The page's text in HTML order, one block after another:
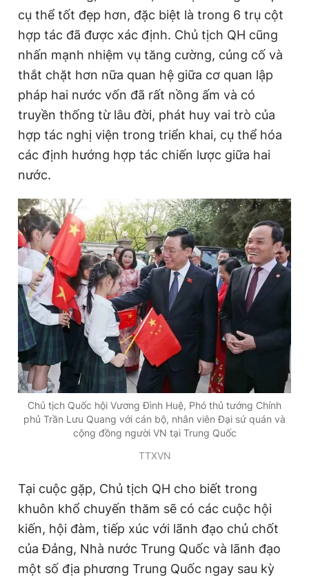
cụ thể tốt đẹp hơn, đặc biệt là trong 6 trụ cột
hợp tác đã được xác định. Chủ tịch QH cũng
nhấn mạnh nhiệm vụ tăng cường, củng cố và
thắt chặt hơn nữa quan hệ giữa cơ quan lập
pháp hai nước vốn đã rất nồng ấm và có
truyền thống từ lâu đời, phát huy vai trò của
hợp tác nghị viện trong triển khai, cụ thể hóa
các định hướng hợp tác chiến lược giữa hai
nước.
Chủ tịch Quốc hội Vương Đình Huệ, Phó thủ tướng Chính
phủ Trần Lưu Quang với cán bộ, nhân viên Đại sứ quán và
cộng đồng người VN tại Trung Quốc
TTXVN
Tại cuộc gặp, Chủ tịch QH cho biết trong
khuôn khổ chuyến thăm sẽ có các cuộc hội
kiến, hội đàm, tiếp xúc với lãnh đạo chủ chốt
của Đảng, Nhà nước Trung Quốc và lãnh đạo
một số địa phương Trung Quốc ngay sau kỳ